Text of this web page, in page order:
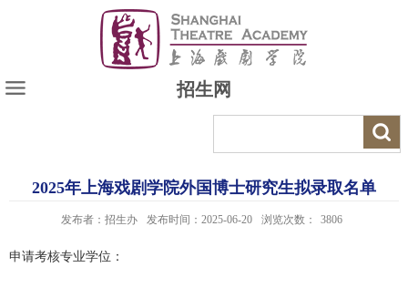
招生网
2025年上海戏剧学院外国博士研究生拟录取名单
发布者：招生办 发布时间：2025-06-20 浏览次数： 3806
申请考核专业学位：